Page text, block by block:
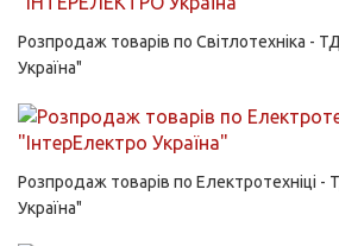
Розпродаж товарів по Світлотехніка -
Україна"
Розпродаж товарів по Електротехніці -
Україна"